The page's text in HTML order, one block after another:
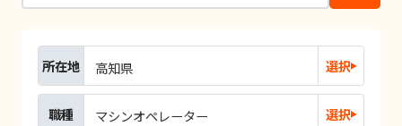
所在地 高知県 選択
職種 マシンオペレーター 選択